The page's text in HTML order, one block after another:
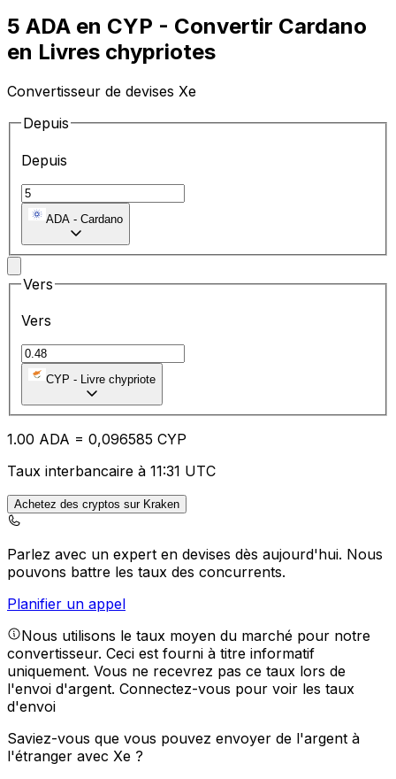
5 ADA en CYP - Convertir Cardano
en Livres chypriotes
Convertisseur de devises Xe
Depuis
Depuis
ADA - Cardano
Vers
Vers
CYP - Livre chypriote
1.00 ADA = 0,096585 CYP
Taux interbancaire à 11:31 UTC
Achetez des cryptos sur Kraken
Parlez avec un expert en devises dès aujourd'hui. Nous
pouvons battre les taux des concurrents.
Planifier un appel
Nous utilisons le taux moyen du marché pour notre
convertisseur. Ceci est fourni à titre informatif
uniquement. Vous ne recevrez pas ce taux lors de
l'envoi d'argent. Connectez-vous pour voir les taux
d'envoi
Saviez-vous que vous pouvez envoyer de l'argent à
l'étranger avec Xe ?